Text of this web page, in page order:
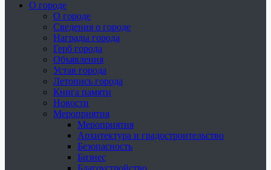
О городе
О городе
Сведения о городе
Награды города
Герб города
Объявления
Устав города
Летопись города
Книга памяти
Новости
Мероприятия
Мероприятия
Архитектура и градостроительство
Безопасность
Бизнес
Благоустройство